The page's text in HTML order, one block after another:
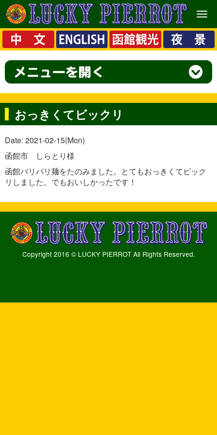
メ
ニ
ュ
ー
おっきくてビックリ
Date: 2021-02-15(Mon)
函館市 しらとり様
函館バリバリ麺をたのみました。とてもおっきくてビック
リしました。でもおいしかったです！
Copyright 2016 © LUCKY PIERROT All Rights Reserved.